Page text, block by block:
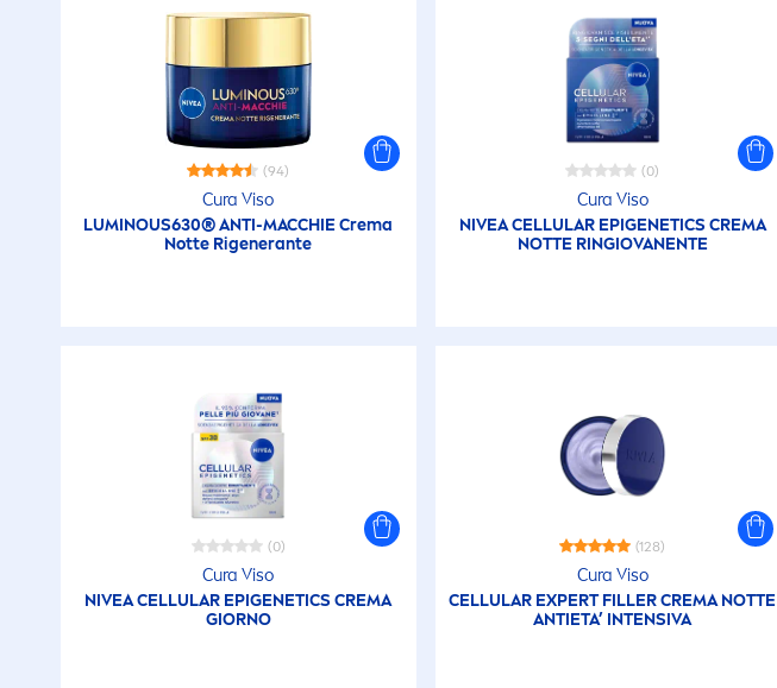
(94)
Cura Viso
LUMINOUS630® ANTI-MACCHIE Crema
Notte Rigenerante
(0)
Cura Viso
NIVEACELLULAREPIGENETICS CREMA
NOTTE RINGIOVANENTE
(0)
Cura Viso
NIVEACELLULAR EPIGENETICS CREMA
GIORNO
(128)
Cura Viso
CELLULAR EXPERTFILLERCREMA NOTTE
ANTIETA’ INTENSIVA